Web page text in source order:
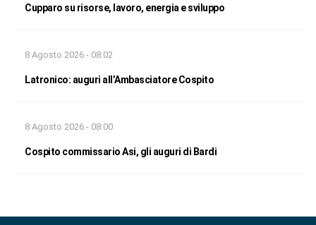
Cupparo su risorse, lavoro, energia e sviluppo
8 Agosto 2026 - 08:02
Latronico: auguri all’Ambasciatore Cospito
8 Agosto 2026 - 08:00
Cospito commissario Asi, gli auguri di Bardi